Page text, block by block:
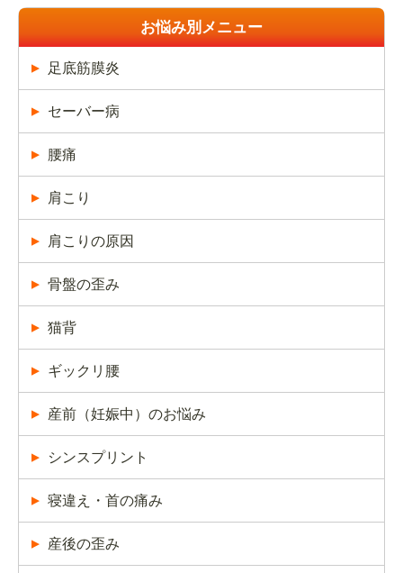
お悩み別メニュー
足底筋膜炎
セーバー病
腰痛
肩こり
肩こりの原因
骨盤の歪み
猫背
ギックリ腰
産前（妊娠中）のお悩み
シンスプリント
寝違え・首の痛み
産後の歪み